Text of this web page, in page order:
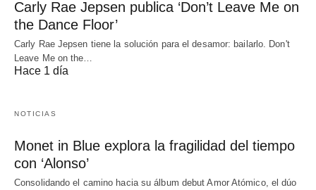
Carly Rae Jepsen publica ‘Don’t Leave Me on
the Dance Floor’
Carly Rae Jepsen tiene la solución para el desamor: bailarlo. Don't
Leave Me on the…
Hace 1 día
NOTICIAS
Monet in Blue explora la fragilidad del tiempo
con ‘Alonso’
Consolidando el camino hacia su álbum debut Amor Atómico, el dúo